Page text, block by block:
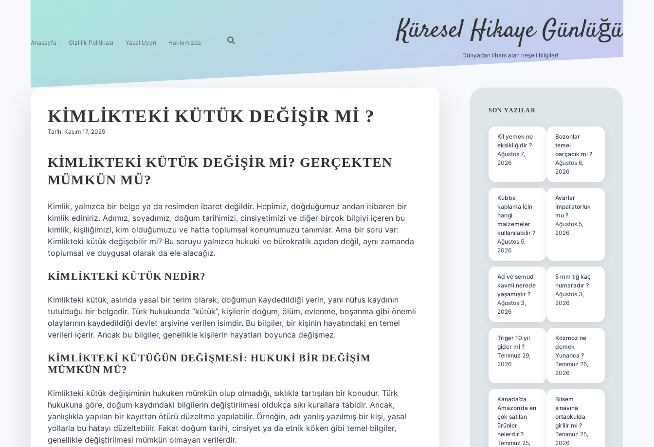
Anasayfa Gizlilik Politikası Yasal Uyarı Hakkımızda Küresel Hikaye Günlüğü
Dünyadan ilham alan neşeli bilgiler!
KIMLIKTEKI KÜTÜK DEĞIŞIR MI ?
Tarih: Kasım 17, 2025
KIMLIKTEKI KÜTÜK DEĞIŞIR MI? GERÇEKTEN
MÜMKÜN MÜ?
Kimlik, yalnızca bir belge ya da resimden ibaret değildir. Hepimiz, doğduğumuz andan itibaren bir
kimlik ediniriz. Adımız, soyadımız, doğum tarihimizi, cinsiyetimizi ve diğer birçok bilgiyi içeren bu
kimlik, kişiliğimizi, kim olduğumuzu ve hatta toplumsal konumumuzu tanımlar. Ama bir soru var:
Kimlikteki kütük değişebilir mi? Bu soruyu yalnızca hukuki ve bürokratik açıdan değil, aynı zamanda
toplumsal ve duygusal olarak da ele alacağız.
KIMLIKTEKI KÜTÜK NEDIR?
Kimlikteki kütük, aslında yasal bir terim olarak, doğumun kaydedildiği yerin, yani nüfus kaydının
tutulduğu bir belgedir. Türk hukukunda “kütük”, kişilerin doğum, ölüm, evlenme, boşanma gibi önemli
olaylarının kaydedildiği devlet arşivine verilen isimdir. Bu bilgiler, bir kişinin hayatındaki en temel
verileri içerir. Ancak bu bilgiler, genellikle kişilerin hayatları boyunca değişmez.
KIMLIKTEKI KÜTÜĞÜN DEĞIŞMESI: HUKUKI BIR DEĞIŞIM
MÜMKÜN MÜ?
Kimlikteki kütük değişiminin hukuken mümkün olup olmadığı, sıklıkla tartışılan bir konudur. Türk
hukukuna göre, doğum kaydındaki bilgilerin değiştirilmesi oldukça sıkı kurallara tabidir. Ancak,
yanlışlıkla yapılan bir kayıttan ötürü düzeltme yapılabilir. Örneğin, adı yanlış yazılmış bir kişi, yasal
yollarla bu hatayı düzeltebilir. Fakat doğum tarihi, cinsiyet ya da etnik köken gibi temel bilgiler,
genellikle değiştirilmesi mümkün olmayan verilerdir.
SIDEBAR
SON YAZILAR
Kil yemek ne
eksikliğidir ?
Ağustos 7,
2026
Bozonlar
temel
parçacık mı ?
Ağustos 6,
2026
Kubbe
kaplama için
hangi
malzemeler
kullanılabilir ?
Ağustos 5,
2026
Avarlar
İmparatorluk
mu ?
Ağustos 5,
2026
Ad ve semud
kavmi nerede
yaşamıştır ?
Ağustos 3,
2026
5 mm tığ kaç
numaradır ?
Ağustos 3,
2026
Triger 10 yıl
gider mi ?
Temmuz 29,
2026
Kozmoz ne
demek
Yunanca ?
Temmuz 26,
2026
Kanada’da
Amazon’da en
çok satılan
ürünler
nelerdir ?
Temmuz 25,
Bilsem
sınavına
ortaokulda
girilir mi ?
Temmuz 25,
2026
betexper güvenilir